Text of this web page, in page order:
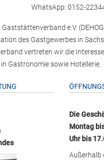
WhatsApp: 0152-
Gaststättenverband e.V.
des Gastgewerbes in
vertreten wir die
Gastronomie sowie Hotellerie.
Die
Montag
Uhr bis
Außerhalb